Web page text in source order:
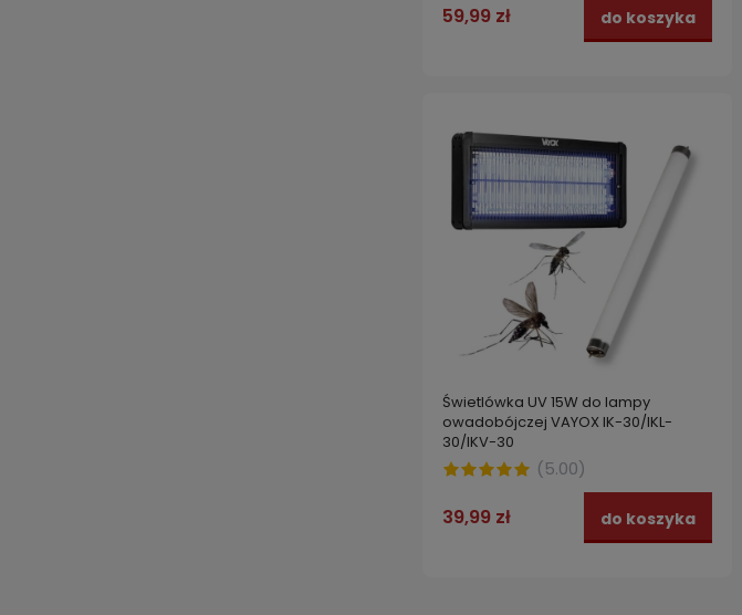
59,99 zł do koszyka
Świetlówka UV 15W do lampy
owadobójczej VAYOX IK-30/IKL-
30/IKV-30
(5.00)
39,99 zł do koszyka